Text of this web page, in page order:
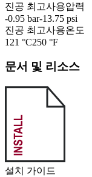
진공 최고사용압력
-0.95 bar-13.75 psi
진공 최고사용온도
121 °C250 °F
문서 및 리소스
설치 가이드